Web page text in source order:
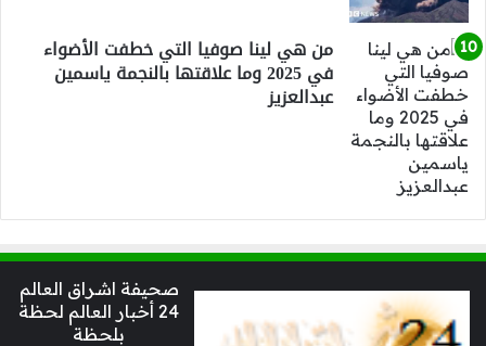
من هي لينا صوفيا التي خطفت الأضواء
في 2025 وما علاقتها بالنجمة ياسمين
عبدالعزيز
صحيفة اشراق العالم
24 أخبار العالم لحظة
بلحظة